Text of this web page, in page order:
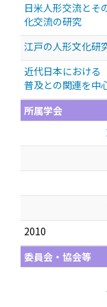
日米人形交流とそ
化交流の研究
江戸の人形文化研
近代日本における
普及との関連を中
所属学会
2010
委員会・協会等